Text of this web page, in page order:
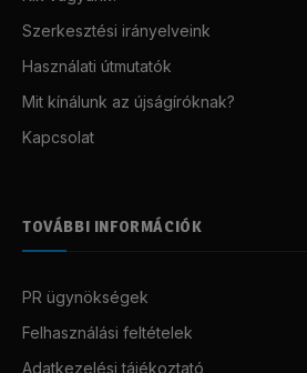
Szerkesztési irányelveink
Használati útmutatók
Mit kínálunk az újságíróknak?
Kapcsolat
TOVÁBBI INFORMÁCIÓK
PR ügynökségek
Felhasználási feltételek
Adatkezelési tájékoztató